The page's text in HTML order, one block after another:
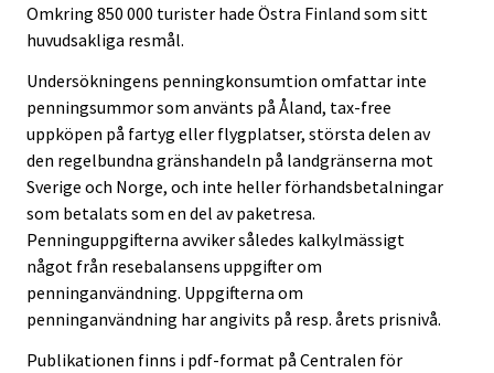
Omkring 850 000 turister hade Östra Finland som sitt
huvudsakliga resmål.
Undersökningens penningkonsumtion omfattar inte
penningsummor som använts på Åland, tax-free
uppköpen på fartyg eller flygplatser, största delen av
den regelbundna gränshandeln på landgränserna mot
Sverige och Norge, och inte heller förhandsbetalningar
som betalats som en del av paketresa.
Penninguppgifterna avviker således kalkylmässigt
något från resebalansens uppgifter om
penninganvändning. Uppgifterna om
penninganvändning har angivits på resp. årets prisnivå.
Publikationen finns i pdf-format på Centralen för